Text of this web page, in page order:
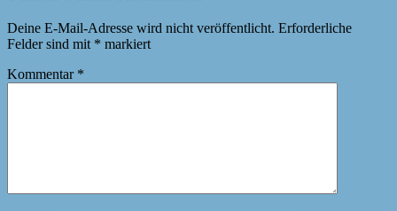
Deine E-Mail-Adresse wird nicht veröffentlicht. Erforderliche
Felder sind mit * markiert
Kommentar *